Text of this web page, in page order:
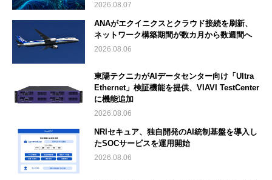
2026.08.07
ANAがエクイニクスとクラウド接続を刷新、
ネットワーク構築期間が数カ月から数週間へ
2026.08.06
東陽テクニカがAIデータセンター向け「Ultra
Ethernet」検証機能を提供、VIAVI TestCenter
に機能追加
2026.08.06
NRIセキュア、独自開発のAI統制基盤を導入し
たSOCサービスを運用開始
2026.08.06